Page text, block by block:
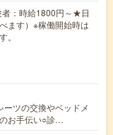
：時給1800円～★日
ます）※稼働開始時は
。
ツの交換やベッドメ
お手伝い○診…